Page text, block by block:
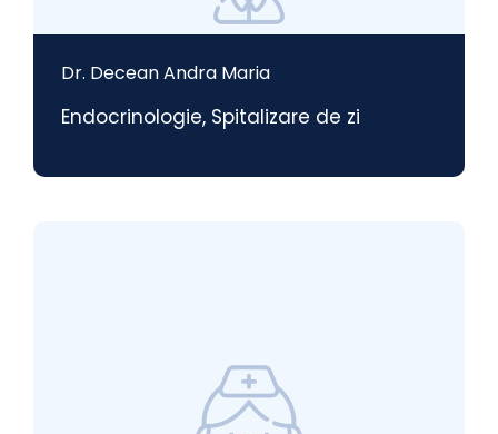
Dr. Decean Andra Maria
Endocrinologie, Spitalizare de zi